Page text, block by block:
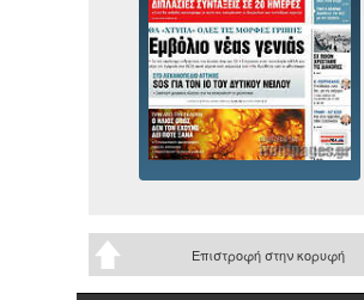
Επιστροφή στην κορυφή